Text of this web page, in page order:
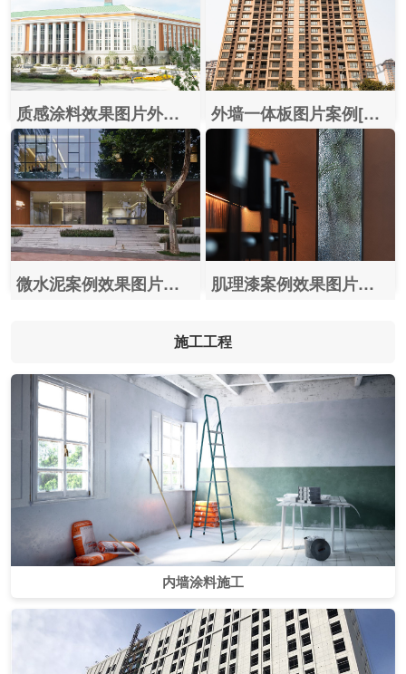
质感涂料效果图片外墙案例（苏州桑田岛华为研发基地） 外墙一体板图片案例[郑州南航祥云和苑]
微水泥案例效果图片【影像馆】 肌理漆案例效果图片【酒吧】
施工工程
内墙涂料施工